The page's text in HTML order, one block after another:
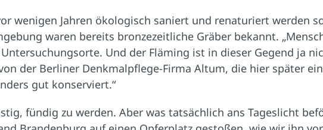
wenigen Jahren ökologisch saniert und renaturiert werden
waren bereits bronzezeitliche Gräber bekannt.
Und der Fläming ist in dieser Gegend ja
der Berliner Denkmalpflege-Firma Altum, die hier später
gut konserviert.“
fündig zu werden. Aber was tatsächlich ans Tageslicht